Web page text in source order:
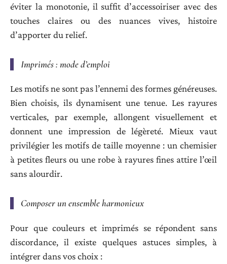
éviter la monotonie, il suffit d’accessoiriser avec des
touches claires ou des nuances vives, histoire
d’apporter du relief.
Imprimés : mode d’emploi
Les motifs ne sont pas l’ennemi des formes généreuses.
Bien choisis, ils dynamisent une tenue. Les rayures
verticales, par exemple, allongent visuellement et
donnent une impression de légèreté. Mieux vaut
privilégier les motifs de taille moyenne : un chemisier
à petites fleurs ou une robe à rayures fines attire l’œil
sans alourdir.
Composer un ensemble harmonieux
Pour que couleurs et imprimés se répondent sans
discordance, il existe quelques astuces simples, à
intégrer dans vos choix :